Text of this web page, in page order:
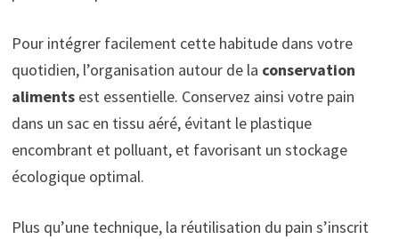
Pour intégrer facilement cette habitude dans votre
quotidien, l’organisation autour de la conservation
alimentsest essentielle. Conservez ainsi votre pain
dans un sac en tissu aéré, évitant le plastique
encombrant et polluant, et favorisant un stockage
écologique optimal.
Plus qu’une technique, la réutilisation du pain s’inscrit